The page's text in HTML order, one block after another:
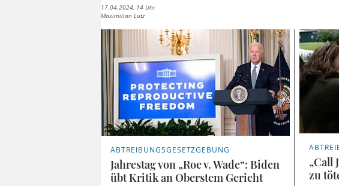
17.04.2024, 14 Uhr
Maximilian Lutz
ABTREIBUNGSGESETZGEBUNG
Jahrestag von „Roe v. Wade“: Biden
übt Kritik an Oberstem Gericht
„Call
zu